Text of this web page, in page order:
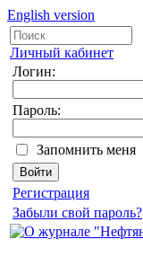
English version
Личный кабинет
Логин:
Пароль:
Запомнить меня
Регистрация
Забыли свой пароль?